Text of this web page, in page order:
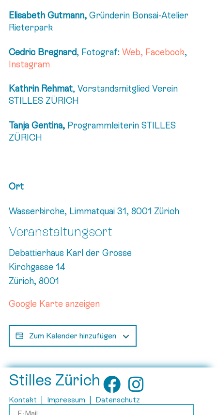
Elisabeth Gutmann,Gründerin Bonsai-Atelier
Rieterpark
Cedric Bregnard, Fotograf: Web, Facebook,
Instagram
Kathrin Rehmat, Vorstandsmitglied Verein
STILLES ZÜRICH
Tanja Gentina,Programmleiterin STILLES
ZÜRICH
Ort
Wasserkirche, Limmatquai 31, 8001 Zürich
Veranstaltungsort
Debattierhaus Karl der Grosse
Kirchgasse 14
Zürich, 8001
Google Karte anzeigen
Zum Kalender hinzufügen
Stilles Zürich
Kontakt Impressum Datenschutz